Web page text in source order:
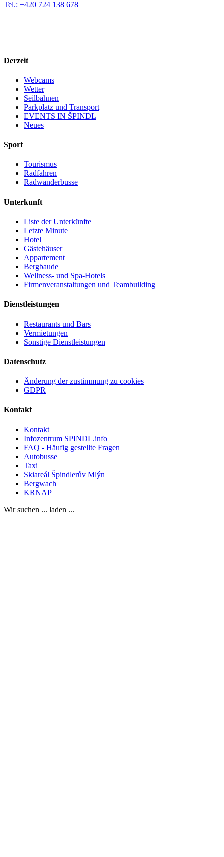
Tel.: +420 724 138 678
Derzeit
Webcams
Wetter
Seilbahnen
Parkplatz und Transport
EVENTS IN ŠPINDL
Neues
Sport
Tourismus
Radfahren
Radwanderbusse
Unterkunft
Liste der Unterkünfte
Letzte Minute
Hotel
Gästehäuser
Appartement
Bergbaude
Wellness- und Spa-Hotels
Firmenveranstaltungen und Teambuilding
Dienstleistungen
Restaurants und Bars
Vermietungen
Sonstige Dienstleistungen
Datenschutz
Änderung der zustimmung zu cookies
GDPR
Kontakt
Kontakt
Infozentrum SPINDL.info
FAQ - Häufig gestellte Fragen
Autobusse
Taxi
Skiareál Špindlerův Mlýn
Bergwach
KRNAP
Wir suchen ... laden ...